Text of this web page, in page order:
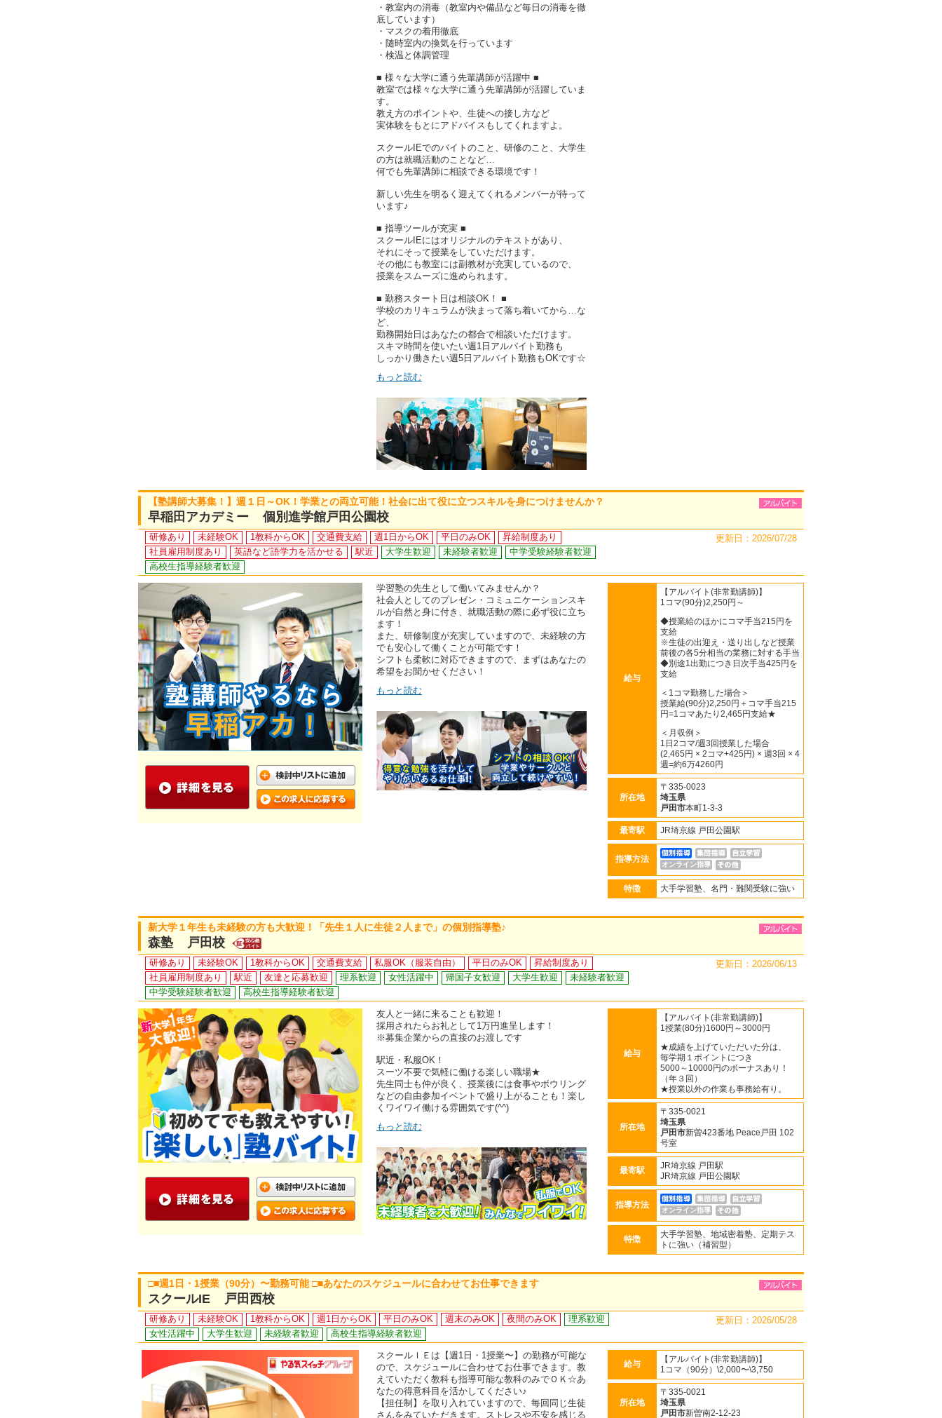
・教室内の消毒（教室内や備品など毎日の消毒を徹
底しています）
・マスクの着用徹底
・随時室内の換気を行っています
・検温と体調管理
■ 様々な大学に通う先輩講師が活躍中 ■
教室では様々な大学に通う先輩講師が活躍していま
す。
教え方のポイントや、生徒への接し方など
実体験をもとにアドバイスもしてくれますよ。
スクールIEでのバイトのこと、研修のこと、大学生
の方は就職活動のことなど…
何でも先輩講師に相談できる環境です！
新しい先生を明るく迎えてくれるメンバーが待って
います♪
■ 指導ツールが充実 ■
スクールIEにはオリジナルのテキストがあり、
それにそって授業をしていただけます。
その他にも教室には副教材が充実しているので、
授業をスムーズに進められます。
■ 勤務スタート日は相談OK！ ■
学校のカリキュラムが決まって落ち着いてから…な
ど、
勤務開始日はあなたの都合で相談いただけます。
スキマ時間を使いたい週1日アルバイト勤務も
しっかり働きたい週5日アルバイト勤務もOKです☆
もっと読む
【塾講師大募集！】週１日～OK！学業との両立可能！社会に出て役に立つスキルを身につけませんか？
早稲田アカデミー 個別進学館戸田公園校
研修あり 未経験OK 1教科からOK 交通費支給 週1日からOK 平日のみOK
昇給制度あり
社員雇用制度あり
英語など語学力を活かせる 駅近 大学生歓迎 未経験者歓迎
中学受験経験者歓迎
高校生指導経験者歓迎
更新日：2026/07/28
学習塾の先生として働いてみませんか？
社会人としてのプレゼン・コミュニケーションスキ
ルが自然と身に付き、就職活動の際に必ず役に立ち
ます！
また、研修制度が充実していますので、未経験の方
でも安心して働くことが可能です！
シフトも柔軟に対応できますので、まずはあなたの
希望をお聞かせください！
もっと読む
給与
【アルバイト(非常勤講師)】
1コマ(90分)2,250円～
◆授業給のほかにコマ手当215円を
支給
※生徒の出迎え・送り出しなど授業
前後の各5分相当の業務に対する手当
◆別途1出勤につき日次手当425円を
支給
＜1コマ勤務した場合＞
授業給(90分)2,250円＋コマ手当215
円=1コマあたり2,465円支給★
＜月収例＞
1日2コマ/週3回授業した場合
(2,465円 × 2コマ+425円) × 週3回 × 4
週=約6万4260円
所在地
〒335-0023
埼玉県
戸田市本町1-3-3
最寄駅 JR埼京線 戸田公園駅
指導方法
オンライン指導
特徴 大手学習塾、名門・難関受験に強い
新大学１年生も未経験の方も大歓迎！「先生１人に生徒２人まで」の個別指導塾♪
森塾 戸田校
研修あり 未経験OK 1教科からOK 交通費支給 私服OK（服装自由） 平日のみOK
昇給制度あり
社員雇用制度あり
駅近 友達と応募歓迎 理系歓迎 女性活躍中 帰国子女歓迎 大学生歓迎
未経験者歓迎
中学受験経験者歓迎
高校生指導経験者歓迎
更新日：2026/06/13
友人と一緒に来ることも歓迎！
採用されたらお礼として1万円進呈します！
※募集企業からの直接のお渡しです
駅近・私服OK！
スーツ不要で気軽に働ける楽しい職場★
先生同士も仲が良く、授業後には食事やボウリング
などの自由参加イベントで盛り上がることも！楽し
くワイワイ働ける雰囲気です(^^)
もっと読む
給与
【アルバイト(非常勤講師)】
1授業(80分)1600円～3000円
★成績を上げていただいた分は、
毎学期１ポイントにつき
5000～10000円のボーナスあり！
（年３回）
★授業以外の作業も事務給有り。
所在地
〒335-0021
埼玉県
戸田市新曽423番地 Peace戸田 102
号室
最寄駅
JR埼京線 戸田駅
JR埼京線 戸田公園駅
指導方法
オンライン指導
特徴
大手学習塾、地域密着塾、定期テス
トに強い（補習型）
□■週1日・1授業（90分）〜勤務可能 □■あなたのスケジュールに合わせてお仕事できます
スクールIE 戸田西校
研修あり 未経験OK 1教科からOK 週1日からOK 平日のみOK 週末のみOK 夜間のみOK
理系歓迎
女性活躍中
大学生歓迎 未経験者歓迎 高校生指導経験者歓迎
更新日：2026/05/28
スクールＩＥは【週1日・1授業〜】の勤務が可能な
ので、スケジュールに合わせてお仕事できます。教
えていただく教科も指導可能な教科のみでＯＫ☆あ
なたの得意科目を活かしてください♪
【担任制】を取り入れていますので、毎回同じ生徒
さんをみていただきます。ストレスや不安を感じる
給与
【アルバイト(非常勤講師)】
1コマ（90分）\2,000〜\3,750
所在地
〒335-0021
埼玉県
戸田市新曽南2-12-23